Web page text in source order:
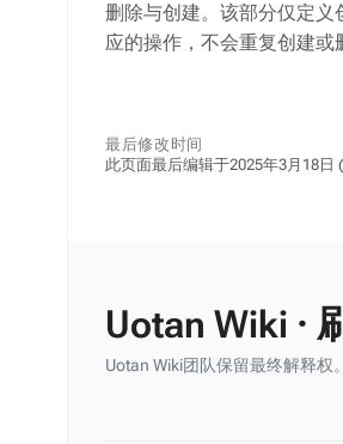
删除与创建。该部分仅定
应的操作，不会重复创建或
最后修改时间
此页面最后编辑于2025年3月18日 (
Uotan Wiki ·
Uotan Wiki团队保留最终解释权。